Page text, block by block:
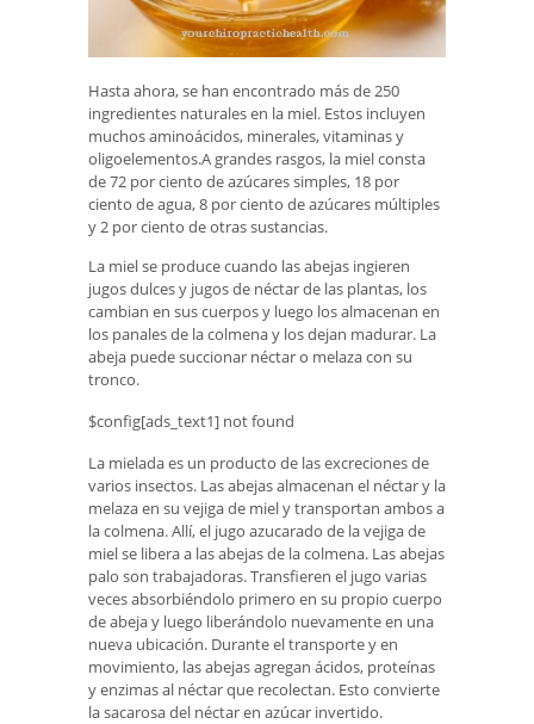
Hasta ahora, se han encontrado más de 250
ingredientes naturales en la miel. Estos incluyen
muchos aminoácidos, minerales, vitaminas y
oligoelementos.A grandes rasgos, la miel consta
de 72 por ciento de azúcares simples, 18 por
ciento de agua, 8 por ciento de azúcares múltiples
y 2 por ciento de otras sustancias.
La miel se produce cuando las abejas ingieren
jugos dulces y jugos de néctar de las plantas, los
cambian en sus cuerpos y luego los almacenan en
los panales de la colmena y los dejan madurar. La
abeja puede succionar néctar o melaza con su
tronco.
$config[ads_text1] not found
La mielada es un producto de las excreciones de
varios insectos. Las abejas almacenan el néctar y la
melaza en su vejiga de miel y transportan ambos a
la colmena. Allí, el jugo azucarado de la vejiga de
miel se libera a las abejas de la colmena. Las abejas
palo son trabajadoras. Transfieren el jugo varias
veces absorbiéndolo primero en su propio cuerpo
de abeja y luego liberándolo nuevamente en una
nueva ubicación. Durante el transporte y en
movimiento, las abejas agregan ácidos, proteínas
y enzimas al néctar que recolectan. Esto convierte
la sacarosa del néctar en azúcar invertido.